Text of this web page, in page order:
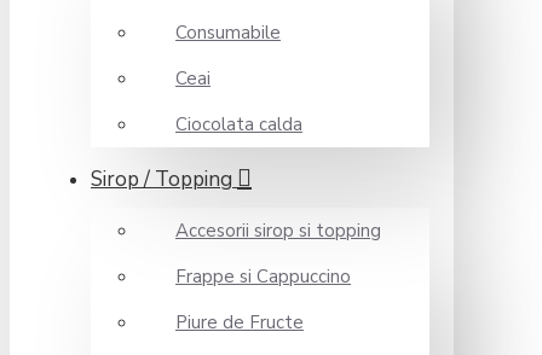
Consumabile
Ceai
Ciocolata calda
Sirop / Topping
Accesorii sirop si topping
Frappe si Cappuccino
Piure de Fructe